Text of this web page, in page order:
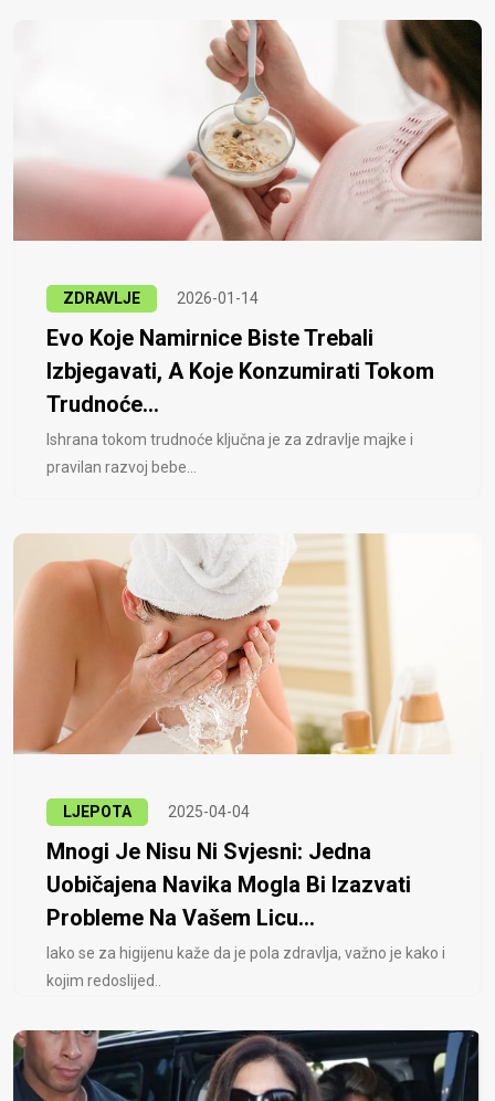
ZDRAVLJE 2026-01-14
Evo Koje Namirnice Biste Trebali
Izbjegavati, A Koje Konzumirati Tokom
Trudnoće...
Ishrana tokom trudnoće ključna je za zdravlje majke i
pravilan razvoj bebe...
LJEPOTA 2025-04-04
Mnogi Je Nisu Ni Svjesni: Jedna
Uobičajena Navika Mogla Bi Izazvati
Probleme Na Vašem Licu...
Iako se za higijenu kaže da je pola zdravlja, važno je kako i
kojim redoslijed..